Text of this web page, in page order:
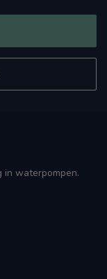
in waterpompen.